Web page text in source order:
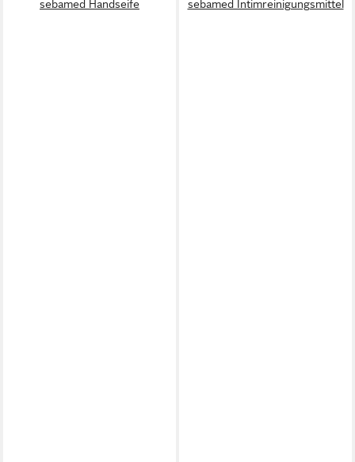
sebamed Handseife sebamed Intimreinigungsmittel